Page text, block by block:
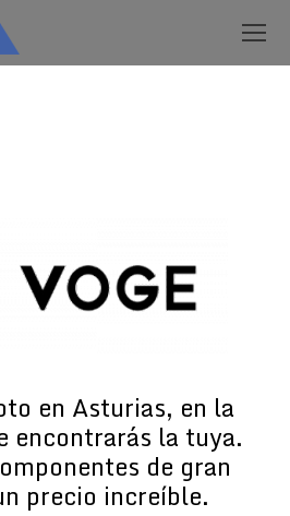
en Asturias, en la
encontrarás la tuya.
de gran
precio increíble.